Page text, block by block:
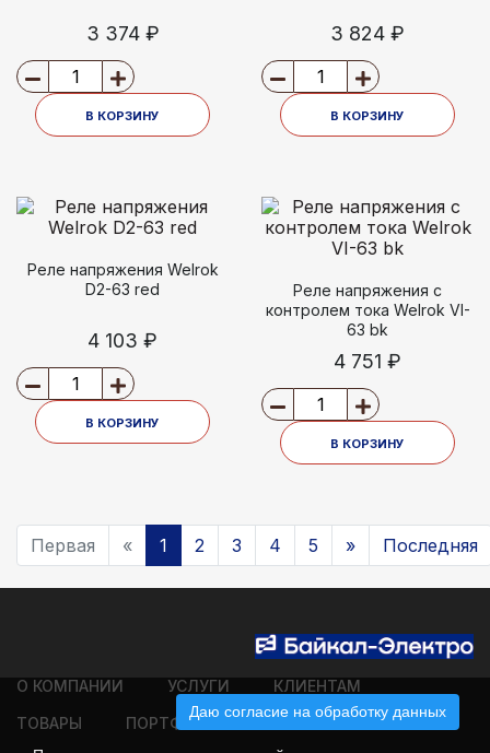
3 374 ₽
В КОРЗИНУ
3 824 ₽
В КОРЗИНУ
Реле напряжения Welrok
D2-63 red
4 103 ₽
В КОРЗИНУ
Реле напряжения с
контролем тока Welrok VI-
63 bk
4 751 ₽
В КОРЗИНУ
Первая « 1 2 3 4 5 » Последняя
О КОМПАНИИ УСЛУГИ
КЛИЕНТАМ
ТОВАРЫ
ПОРТФОЛИО КОНТАКТЫ
Даю согласие на обработку данных